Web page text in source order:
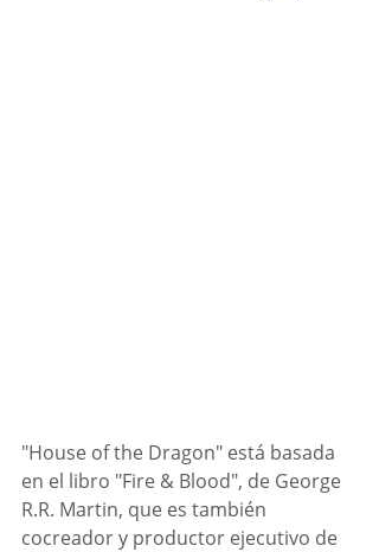
"House of the Dragon" está basada
en el libro "Fire & Blood", de George
R.R. Martin, que es también
cocreador y productor ejecutivo de